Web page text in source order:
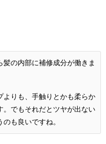
髪の内部に補修成分が働きま
よりも、手触りとかも柔らか
。でもそれだとツヤが出ない
も良いですね。